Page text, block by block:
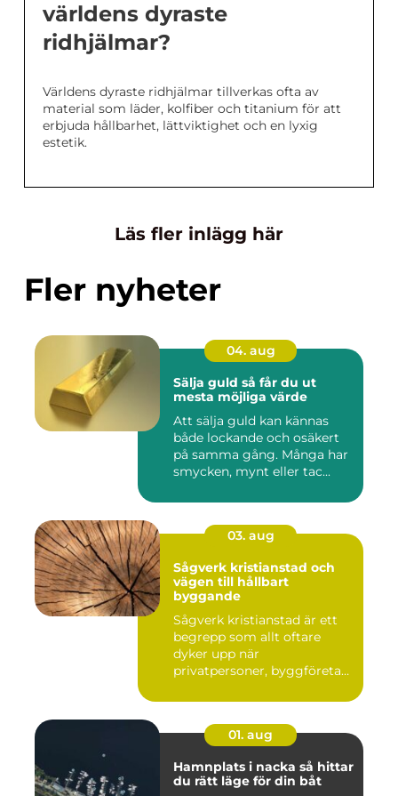
världens dyraste
ridhjälmar?
Världens dyraste ridhjälmar tillverkas ofta av
material som läder, kolfiber och titanium för att
erbjuda hållbarhet, lättviktighet och en lyxig
estetik.
Läs fler inlägg här
Fler nyheter
04. aug
Sälja guld så får du ut
mesta möjliga värde
Att sälja guld kan kännas
både lockande och osäkert
på samma gång. Många har
smycken, mynt eller tac...
03. aug
Sågverk kristianstad och
vägen till hållbart
byggande
Sågverk kristianstad är ett
begrepp som allt oftare
dyker upp när
privatpersoner, byggföretag
01. aug
Hamnplats i nacka så hittar
du rätt läge för din båt